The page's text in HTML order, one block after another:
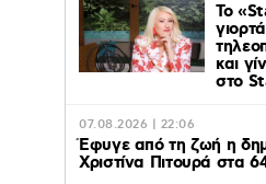
Το
και
στο
07.08.2026 | 22:06
Έφυγε από τη ζωή η
Χριστίνα Πιτουρά στα